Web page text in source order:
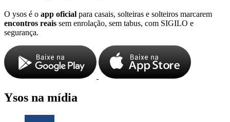
O ysos é o app oficial para casais, solteiras e solteiros marcarem
encontros reais sem enrolação, sem tabus, com SIGILO e
segurança.
Ysos na mídia